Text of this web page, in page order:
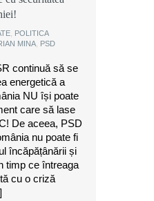
POLITICA
MINA PSD
continuă să se
energetică a
NU își poate
care să lase
De aceea, PSD
nu poate fi
încăpățânării și
timp ce întreaga
cu o criză